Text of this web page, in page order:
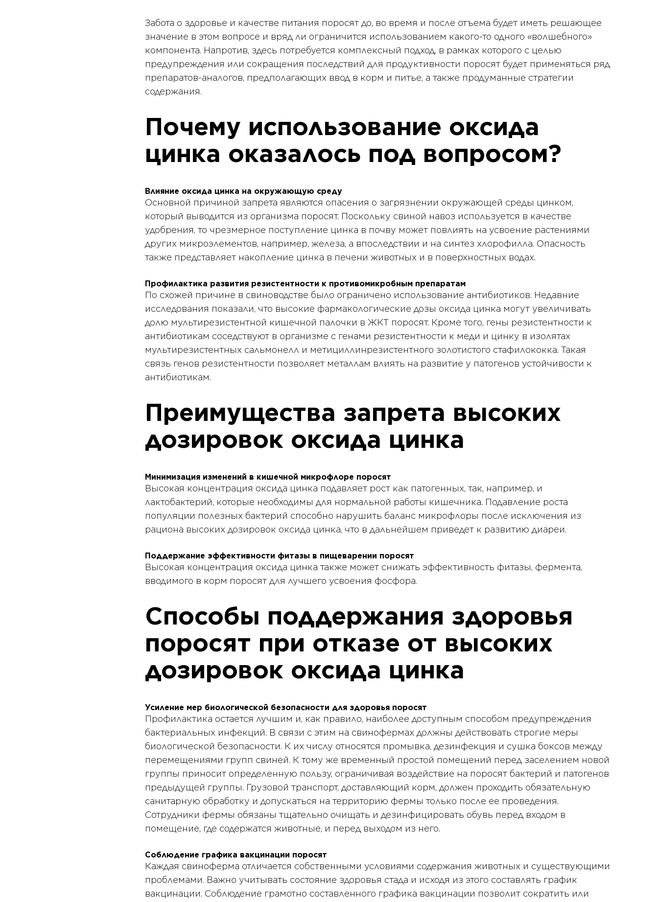
Забота о здоровье и качестве питания поросят до, во время и после отъема будет иметь решающее
значение в этом вопросе и вряд ли ограничится использованием какого-то одного «волшебного»
компонента. Напротив, здесь потребуется комплексный подход, в рамках которого с целью
предупреждения или сокращения последствий для продуктивности поросят будет применяться ряд
препаратов-аналогов, предполагающих ввод в корм и питье, а также продуманные стратегии
содержания.
Почему использование оксида
цинка оказалось под вопросом?
Влияние оксида цинка на окружающую среду
Основной причиной запрета являются опасения о загрязнении окружающей среды цинком,
который выводится из организма поросят. Поскольку свиной навоз используется в качестве
удобрения, то чрезмерное поступление цинка в почву может повлиять на усвоение растениями
других микроэлементов, например, железа, а впоследствии и на синтез хлорофилла. Опасность
также представляет накопление цинка в печени животных и в поверхностных водах.
Профилактика развития резистентности к противомикробным препаратам
По схожей причине в свиноводстве было ограничено использование антибиотиков. Недавние
исследования показали, что высокие фармакологические дозы оксида цинка могут увеличивать
долю мультирезистентной кишечной палочки в ЖКТ поросят. Кроме того, гены резистентности к
антибиотикам соседствуют в организме с генами резистентности к меди и цинку в изолятах
мультирезистентных сальмонелл и метициллинрезистентного золотистого стафилококка. Такая
связь генов резистентности позволяет металлам влиять на развитие у патогенов устойчивости к
антибиотикам.
Преимущества запрета высоких
дозировок оксида цинка
Минимизация изменений в кишечной микрофлоре поросят
Высокая концентрация оксида цинка подавляет рост как патогенных, так, например, и
лактобактерий, которые необходимы для нормальной работы кишечника. Подавление роста
популяции полезных бактерий способно нарушить баланс микрофлоры после исключения из
рациона высоких дозировок оксида цинка, что в дальнейшем приведет к развитию диареи.
Поддержание эффективности фитазы в пищеварении поросят
Высокая концентрация оксида цинка также может снижать эффективность фитазы, фермента,
вводимого в корм поросят для лучшего усвоения фосфора.
Способы поддержания здоровья
поросят при отказе от высоких
дозировок оксида цинка
Усиление мер биологической безопасности для здоровья поросят
Профилактика остается лучшим и, как правило, наиболее доступным способом предупреждения
бактериальных инфекций. В связи с этим на свинофермах должны действовать строгие меры
биологической безопасности. К их числу относятся промывка, дезинфекция и сушка боксов между
перемещениями групп свиней. К тому же временный простой помещений перед заселением новой
группы приносит определенную пользу, ограничивая воздействие на поросят бактерий и патогенов
предыдущей группы. Грузовой транспорт, доставляющий корм, должен проходить обязательную
санитарную обработку и допускаться на территорию фермы только после ее проведения.
Сотрудники фермы обязаны тщательно очищать и дезинфицировать обувь перед входом в
помещение, где содержатся животные, и перед выходом из него.
Соблюдение графика вакцинации поросят
Каждая свиноферма отличается собственными условиями содержания животных и существующими
проблемами. Важно учитывать состояние здоровья стада и исходя из этого составлять график
вакцинации. Соблюдение грамотно составленного графика вакцинации позволит сократить или